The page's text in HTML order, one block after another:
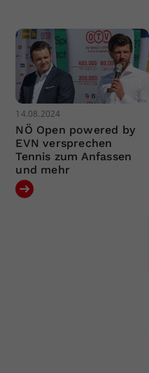
14.08.2024
NÖ Open powered by
EVN versprechen
Tennis zum Anfassen
und mehr